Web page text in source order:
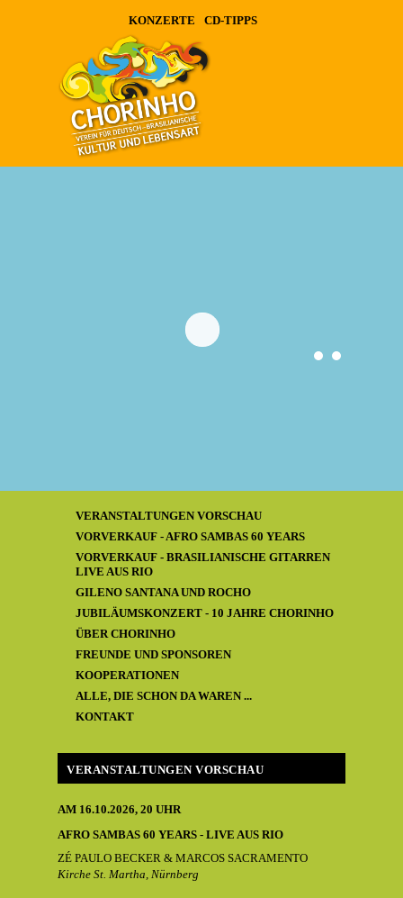
KONZERTE CD-TIPPS
VERANSTALTUNGEN VORSCHAU
VORVERKAUF - AFRO SAMBAS 60 YEARS
VORVERKAUF - BRASILIANISCHE GITARREN
LIVE AUS RIO
GILENO SANTANA UND ROCHO
JUBILÄUMSKONZERT - 10 JAHRE CHORINHO
ÜBER CHORINHO
FREUNDE UND SPONSOREN
KOOPERATIONEN
ALLE, DIE SCHON DA WAREN ...
KONTAKT
VERANSTALTUNGEN VORSCHAU
AM 16.10.2026, 20 UHR
AFRO SAMBAS 60 YEARS - LIVE AUS RIO
ZÉ PAULO BECKER & MARCOS SACRAMENTO
Kirche St. Martha, Nürnberg